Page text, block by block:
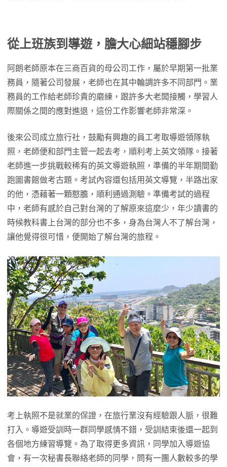
從上班族到導遊，膽大心細站穩腳步
阿朗老師原本在三商百貨的母公司工作，屬於早期第一批業
務員，隨著公司發展，老師也在其中輪調許多不同部門。業
務員的工作給老師珍貴的磨練，跟許多大老闆接觸，學習人
際關係之間的應對進退，這份工作影響老師非常深。
後來公司成立旅行社，鼓勵有興趣的員工考取導遊領隊執
照，老師便和部門主管一起去考，順利考上英文領隊。接著
老師進一步挑戰較稀有的英文導遊執照，準備的半年期間勤
跑圖書館做考古題。考試內容還包括用英文導覽，半路出家
的他，憑藉著一顆憨膽，順利通過測驗。準備考試的過程
中，老師有感於自己對台灣的了解原來這麼少，年少讀書的
時候教科書上台灣的部分也不多，身為台灣人不了解台灣，
讓他覺得很可惜，便開始了解台灣的旅程。
考上執照不是就業的保證，在旅行業沒有經驗跟人脈，很難
打入。導遊受訓時一群同學感情不錯，受訓結束後還一起到
各個地方練習導覽。為了取得更多資訊，同學加入導遊協
會，有一次秘書長聯絡老師的同學，問有一團人數較多的學